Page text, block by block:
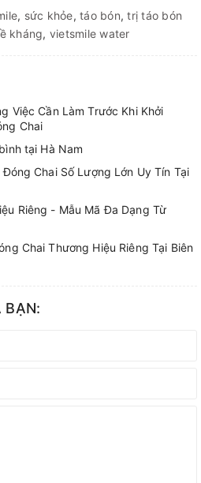
, sức khỏe, táo bón,trị táo bón
kháng, vietsmile water
Việc Cần Làm Trước Khi Khởi
Chai
tại Hà Nam
Chai Số Lượng Lớn Uy Tín Tại
Riêng - Mẫu Mã Đa Dạng Từ
Chai Thương Hiệu Riêng Tại Biên
BẠN: